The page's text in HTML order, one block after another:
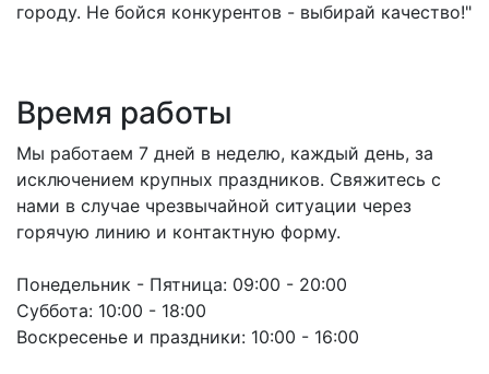
городу. Не бойся конкурентов - выбирай качество!"
Время работы
Мы работаем 7 дней в неделю, каждый день, за
исключением крупных праздников. Свяжитесь с
нами в случае чрезвычайной ситуации через
горячую линию и контактную форму.
Понедельник - Пятница: 09:00 - 20:00
Суббота: 10:00 - 18:00
Воскресенье и праздники: 10:00 - 16:00